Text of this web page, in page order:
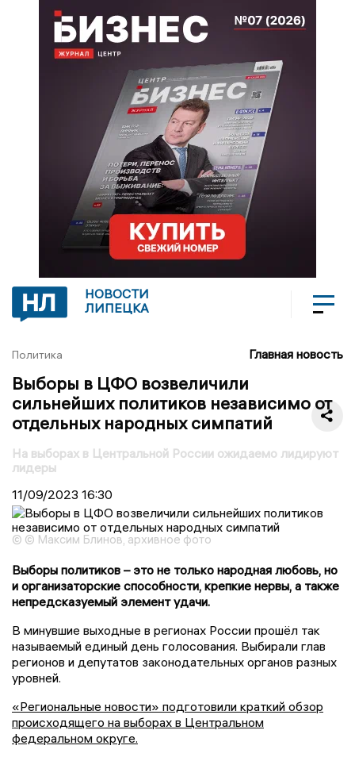
НОВОСТИ
ЛИПЕЦКА
Политика Главная новость
Выборы в ЦФО возвеличили
сильнейших политиков независимо от
отдельных народных симпатий
На выборах в Центральной России ожидаемо лидируют
лидеры
11/09/2023 16:30
© © Максим Блинов, архивное фото
Выборы политиков – это не только народная любовь, но
и организаторские способности, крепкие нервы, а также
непредсказуемый элемент удачи.
В минувшие выходные в регионах России прошёл так
называемый единый день голосования. Выбирали глав
регионов и депутатов законодательных органов разных
уровней.
«Региональные новости» подготовили краткий обзор
происходящего на выборах в Центральном
федеральном округе.